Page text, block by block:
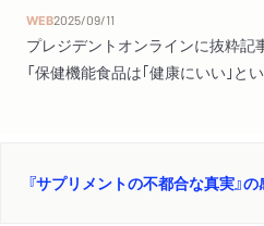
食品とは何か／海外規制機関に警
第五章 食品と医薬品の境界線
健康被害の事例は共有されてい
WEB2025/09/11
プレジデントオンラインに抜粋記
「保健機能食品は｢健康にいい｣と
プレジデントオンラインに抜粋記
「持病のある人が摂取してはいけ
『サプリメントの不都合な真実』